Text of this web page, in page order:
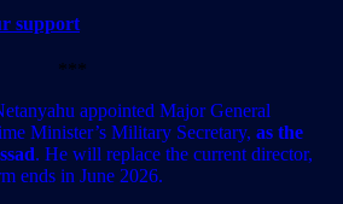
support
***
appointed Major General
Minister’s Military Secretary, as the
. He will replace the current director,
ends in June 2026.